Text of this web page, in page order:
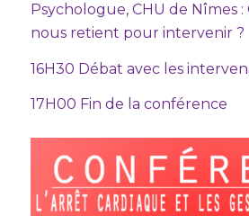
Psychologue, CHU de Nîmes :
nous retient pour intervenir ?
16H30 Débat avec les
17H00 Fin de la conférence